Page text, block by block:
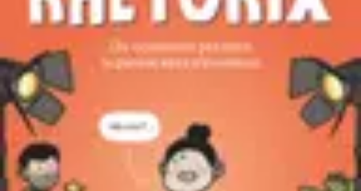
Stress Zéro
Gestion du StressMéthodes de Relaxation
Techniques de
Gestion du stress professionnel
Stress Zéro